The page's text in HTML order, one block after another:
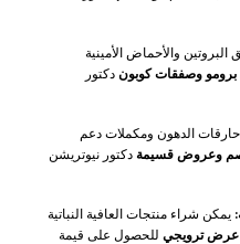
والأحماض الأمينية
برومو وصفقات كوبون دكتور
الدهون ومكملات دعم
وعروض قسيمة دكتور نيوتريشن
يمكن شراء منتجات العافية النباتية
عرض ترويجي للحصول على قيمة